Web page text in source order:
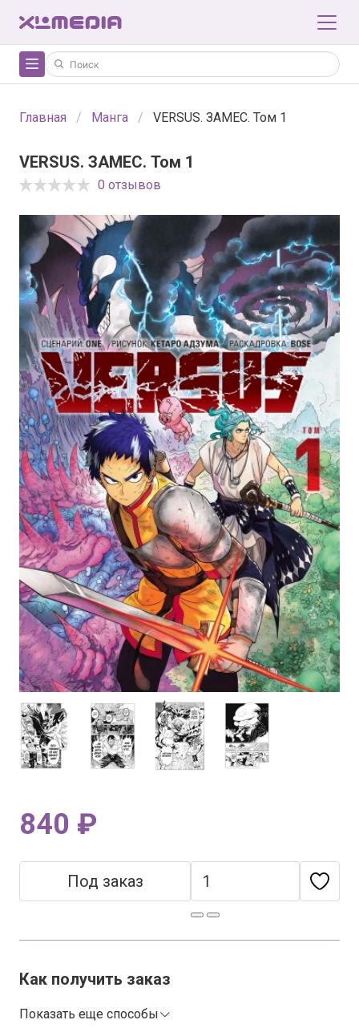
Главная Манга VERSUS. ЗАМЕС. Том 1
VERSUS. ЗАМЕС. Том 1
0 отзывов
840 ₽
Под заказ
Как получить заказ
Показать еще способы